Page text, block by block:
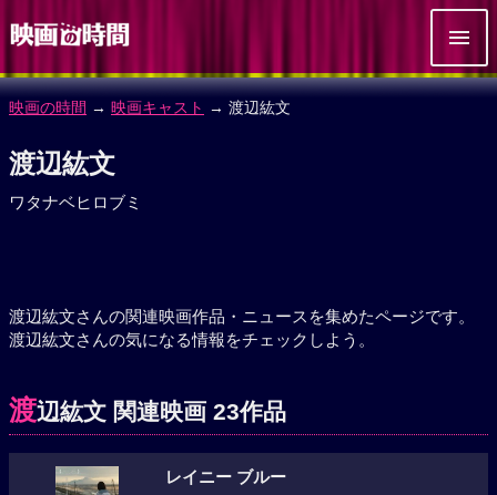
映画の時間 → 映画キャスト → 渡辺紘文
渡辺紘文
ワタナベヒロブミ
渡辺紘文さんの関連映画作品・ニュースを集めたページです。
渡辺紘文さんの気になる情報をチェックしよう。
渡辺紘文 関連映画 23作品
レイニー ブルー